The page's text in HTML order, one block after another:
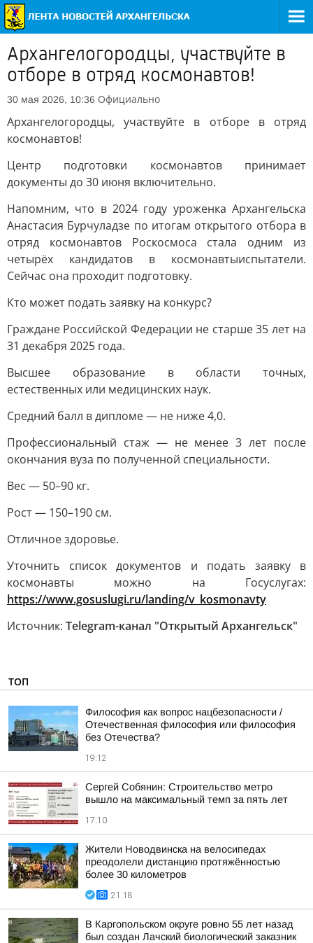
Архангелогородцы, участвуйте в
отборе в отряд космонавтов!
30 мая 2026, 10:36 Официально
Архангелогородцы, участвуйте в отборе в отряд
космонавтов!
Центр подготовки космонавтов принимает
документы до 30 июня включительно.
Напомним, что в 2024 году уроженка Архангельска
Анастасия Бурчуладзе по итогам открытого отбора в
отряд космонавтов Роскосмоса стала одним из
четырёх кандидатов в космонавтыиспытатели.
Сейчас она проходит подготовку.
Кто может подать заявку на конкурс?
Граждане Российской Федерации не старше 35 лет на
31 декабря 2025 года.
Высшее образование в области точных,
естественных или медицинских наук.
Средний балл в дипломе — не ниже 4,0.
Профессиональный стаж — не менее 3 лет после
окончания вуза по полученной специальности.
Вес — 50–90 кг.
Рост — 150–190 см.
Отличное здоровье.
Уточнить список документов и подать заявку в
космонавты можно на Госуслугах:
https://www.gosuslugi.ru/landing/v_kosmonavty
Источник: Telegram-канал "Открытый Архангельск"
ТОП
Философия как вопрос нацбезопасности /
Отечественная философия или философия
без Отечества?
19:12
Сергей Собянин: Строительство метро
вышло на максимальный темп за пять лет
17:10
Жители Новодвинска на велосипедах
преодолели дистанцию протяжённостью
более 30 километров
21:18
В Каргопольском округе ровно 55 лет назад
был создан Лачский биологический заказник